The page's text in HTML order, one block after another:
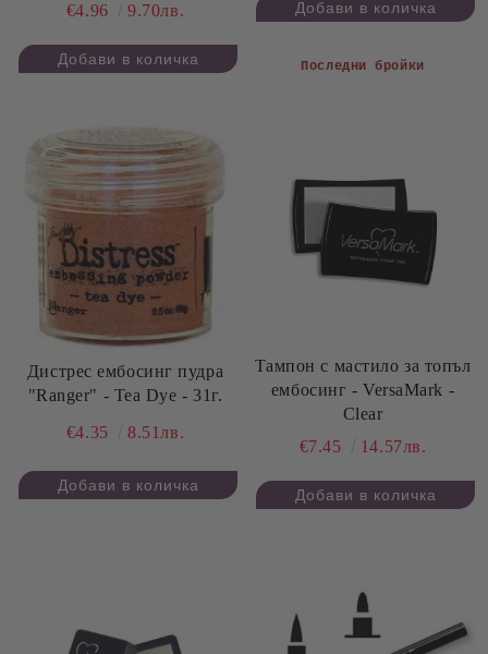
€4.96
9.70лв.
Последни бройки
Дистрес ембосинг пудра
"Ranger" - Tea Dye - 31г.
€4.35 8.51лв.
Тампон с мастило за топъл
ембосинг - VersaMark -
Clear
€7.45
14.57лв.